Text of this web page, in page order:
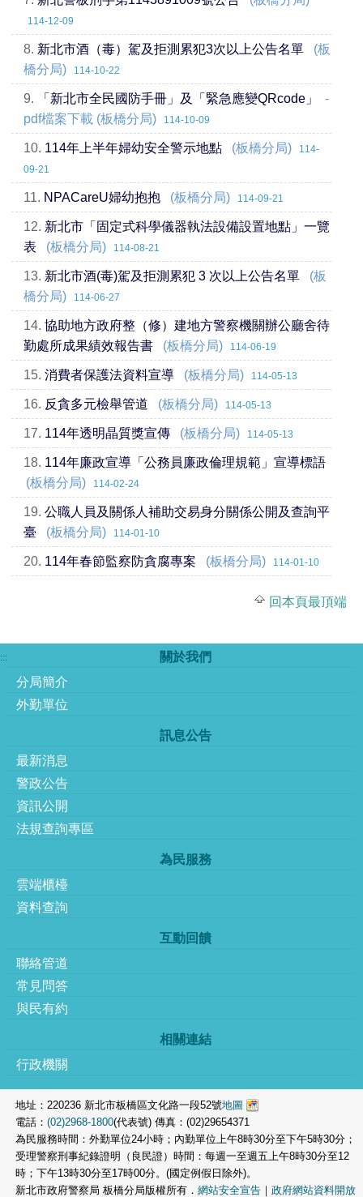
114-12-09
8. 新北市酒（毒）駕及拒測累犯3次以上公告名單
(板
橋分局)
114-10-22
9. 「新北市全民國防手冊」及「緊急應變QRcode」
-
pdf檔案下載 (板橋分局)
114-10-09
10. 114年上半年婦幼安全警示地點 (板橋分局)
114-
09-21
11. NPACareU婦幼抱抱 (板橋分局) 114-09-21
12. 新北市「固定式科學儀器執法設備設置地點」一覽
表
(板橋分局) 114-08-21
13. 新北市酒(毒)駕及拒測累犯 3 次以上公告名單
(板
橋分局)
114-06-27
14. 協助地方政府整（修）建地方警察機關辦公廳舍待
勤處所成果績效報告書
(板橋分局) 114-06-19
15. 消費者保護法資料宣導 (板橋分局) 114-05-13
16. 反貪多元檢舉管道 (板橋分局) 114-05-13
17. 114年透明晶質獎宣傳 (板橋分局) 114-05-13
18. 114年廉政宣導「公務員廉政倫理規範」宣導標語
(板橋分局)
114-02-24
19. 公職人員及關係人補助交易身分關係公開及查詢平
臺
(板橋分局) 114-01-10
20. 114年春節監察防貪腐專案 (板橋分局) 114-01-10
回本頁最頂端
:::
關於我們
分局簡介
外勤單位
訊息公告
最新消息
警政公告
資訊公開
法規查詢專區
為民服務
雲端櫃檯
資料查詢
互動回饋
聯絡管道
常見問答
與民有約
相關連結
行政機關
地址：220236 新北市板橋區文化路一段52號地圖
電話： (02)2968-1800(代表號) 傳真：(02)29654371
為民服務時間：外勤單位24小時；內勤單位上午8時30分至下午5時30分；
受理警察刑事紀錄證明（良民證）時間：每週一至週五上午8時30分至12
時；下午13時30分至17時00分。(國定例假日除外)。
新北市政府警察局 板橋分局版權所有． 網站安全宣告｜ 政府網站資料開放